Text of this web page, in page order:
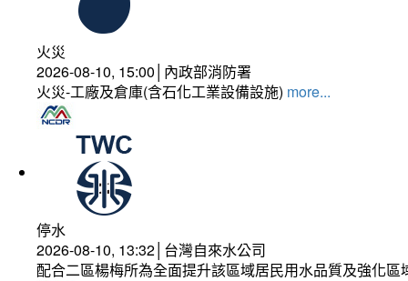
火災
2026-08-10, 15:00│內政部消防署
火災-工廠及倉庫(含石化工業設備設施) more...
停水
2026-08-10, 13:32│台灣自來水公司
配合二區楊梅所為全面提升該區域居民用水品質及強化